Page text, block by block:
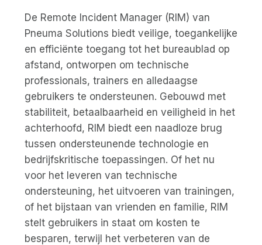
De Remote Incident Manager (RIM) van
Pneuma Solutions biedt veilige, toegankelijke
en efficiënte toegang tot het bureaublad op
afstand, ontworpen om technische
professionals, trainers en alledaagse
gebruikers te ondersteunen. Gebouwd met
stabiliteit, betaalbaarheid en veiligheid in het
achterhoofd, RIM biedt een naadloze brug
tussen ondersteunende technologie en
bedrijfskritische toepassingen. Of het nu
voor het leveren van technische
ondersteuning, het uitvoeren van trainingen,
of het bijstaan van vrienden en familie, RIM
stelt gebruikers in staat om kosten te
besparen, terwijl het verbeteren van de